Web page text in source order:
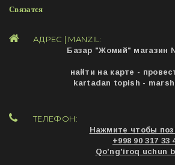
Связатся
АДРЕС | MANZIL:
Базар "Жомий" магазин
найти на карте -
kartadan topish -
ТЕЛЕФОН:
Нажмите чтобы
+998 90 317 33
Qo'ng'iroq uchun